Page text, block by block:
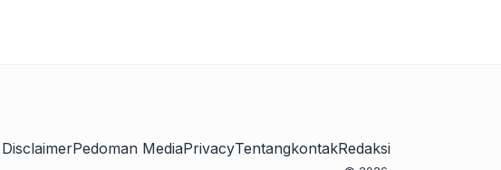
DisclaimerPedoman MediaPrivacyTentangkontakRedaksi